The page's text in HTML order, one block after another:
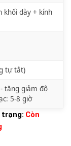
khối dày + kính
tự tắt)
tăng giảm độ
5-8 giờ
trạng: Còn